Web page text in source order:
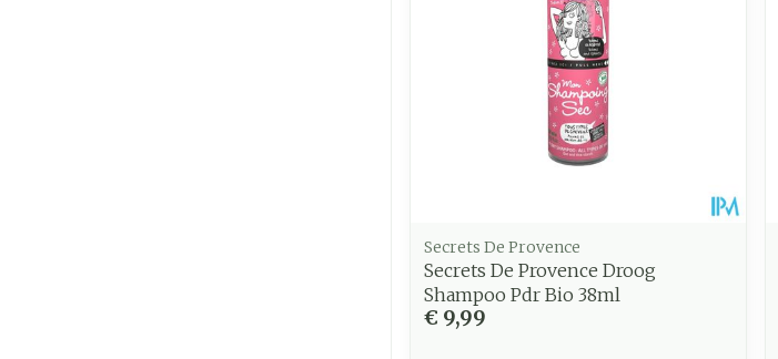
Secrets De Provence
Secrets De Provence Droog
Shampoo Pdr Bio 38ml
€ 9,99